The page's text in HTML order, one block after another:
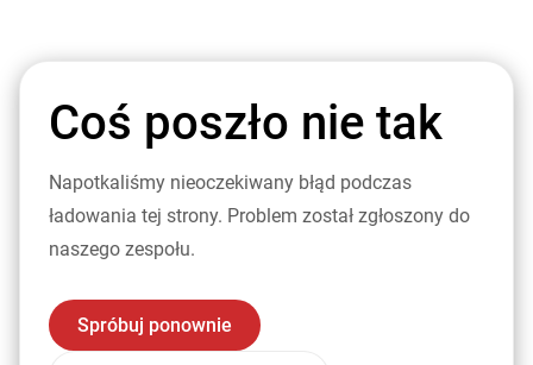
Coś poszło nie tak
Napotkaliśmy nieoczekiwany błąd podczas
ładowania tej strony. Problem został zgłoszony do
naszego zespołu.
Spróbuj ponownie